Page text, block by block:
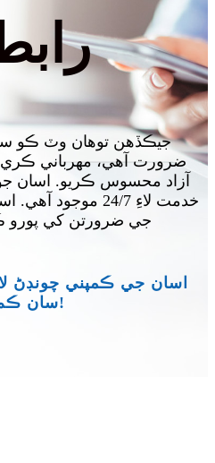
جيڪڏهن توهان وٽ ڪو
ضرورت آهي، مهرباني
آزاد محسوس ڪريو. اسان
خدمت لاءِ 24/7
جي ضرورتن کي پورو
اسان جي ڪمپني چونڊڻ
سان ڪم ڪرڻ لاءِ منتظر آهيون!